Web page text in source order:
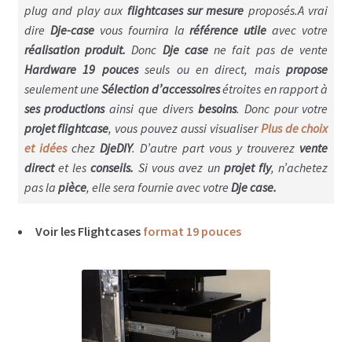
Flightcase avec tiroirs
Flightcases Régie déco
Atelier & Servante
Flightcases gros outils ex: Perceuse colonne
Flightcases Terminal de paiement
Malle rangement & stockage
Valises flightcases
Spécial valises outillage, Tools box
plug and play aux flightcases sur mesure proposés.A vrai
dire Dje-casevous fournira laréférence utile avec votre
réalisation produit. Donc Dje casene fait pas de vente
Hardware 19 poucesseuls ou en direct, maispropose
seulement uneSélection d’accessoiresétroites en rapport à
ses productionsainsi que divers besoins. Donc pour votre
projet flightcase, vous pouvez aussi visualiserPlus de choix
et idéeschez DjeDIY. D’autre part vous y trouverez vente
directet lesconseils. Si vous avez un projet fly, n’achetez
pas la pièce, elle sera fournie avec votre Dje case.
Voir les Flightcases format 19 pouces